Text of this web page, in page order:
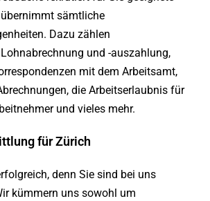
sämtliche
Dazu zählen
und -auszahlung,
mit dem Arbeitsamt,
die Arbeitserlaubnis für
und vieles mehr.
für Zürich
denn Sie sind bei uns
kümmern uns sowohl um